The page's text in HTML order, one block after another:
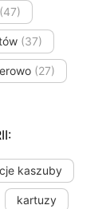
(47)
(37)
(27)
kaszuby
kartuzy